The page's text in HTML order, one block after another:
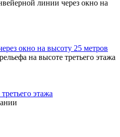
окно на высоту 25 метров
этажа